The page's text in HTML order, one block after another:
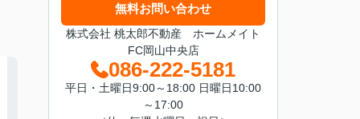
無料お問い合わせ
株式会社 桃太郎不動産 ホームメイト
FC岡山中央店
086-222-5181
平日・土曜日9:00～18:00 日曜日10:00
～17:00